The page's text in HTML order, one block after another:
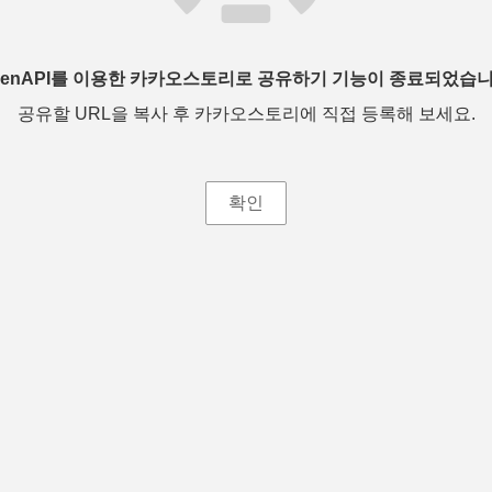
를 이용한 카카오스토리로 공유하기 기능이 종료되었습
공유할 URL을 복사 후 카카오스토리에 직접 등록해 보세요.
확인